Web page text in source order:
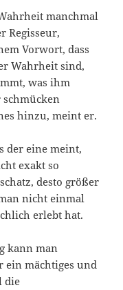
manchmal
Regisseur,
Vorwort, dass
Wahrheit sind,
was ihm
hinzu, meint er.
der eine meint,
exakt so
desto größer
nicht einmal
erlebt hat.
kann man
mächtiges und
die